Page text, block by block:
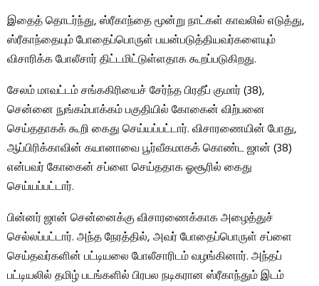
இதைத் தொடர்ந்து, ஸ்ரீகாந்தை மூன்று நாட்கள் காவலில் எடுத்து,
ஸ்ரீகாந்தையும் போதைப்பொருள் பயன்படுத்தியவர்களையும்
விசாரிக்க போலீசார் திட்டமிட்டுள்ளதாக கூறப்படுகிறது.
சேலம் மாவட்டம் சங்ககிரியைச் சேர்ந்த பிரதீப் குமார் (38),
சென்னை நுங்கம்பாக்கம் பகுதியில் கோகைன் விற்பனை
செய்ததாகக் கூறி கைது செய்யப்பட்டார். விசாரணையின் போது, ​​
ஆப்பிரிக்காவின் கயானாவை பூர்வீகமாகக் கொண்ட ஜான் (38)
என்பவர் கோகைன் சப்ளை செய்ததாக ஓசூரில் கைது
செய்யப்பட்டார்.
பின்னர் ஜான் சென்னைக்கு விசாரணைக்காக அழைத்துச்
செல்லப்பட்டார். அந்த நேரத்தில், அவர் போதைப்பொருள் சப்ளை
செய்தவர்களின் பட்டியலை போலீசாரிடம் வழங்கினார். அந்தப்
பட்டியலில் தமிழ் படங்களில் பிரபல நடிகரான ஸ்ரீகாந்தும் இடம்